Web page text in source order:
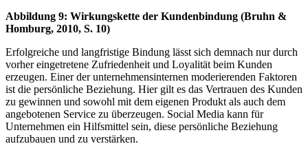
Abbildung 9: Wirkungskette der Kundenbindung (Bruhn &
Homburg, 2010, S. 10)
Erfolgreiche und langfristige Bindung lässt sich demnach nur durch
vorher eingetretene Zufriedenheit und Loyalität beim Kunden
erzeugen. Einer der unternehmensinternen moderierenden Faktoren
ist die persönliche Beziehung. Hier gilt es das Vertrauen des Kunden
zu gewinnen und sowohl mit dem eigenen Produkt als auch dem
angebotenen Service zu überzeugen. Social Media kann für
Unternehmen ein Hilfsmittel sein, diese persönliche Beziehung
aufzubauen und zu verstärken.